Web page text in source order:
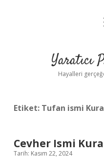
Yaratıcı
Hayalleri
Etiket: Tufan ismi
Cevher Ismi
Tarih: Kasım 22, 2024